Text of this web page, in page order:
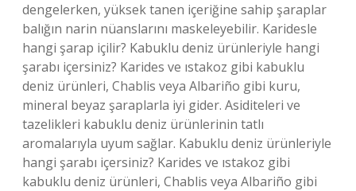
dengelerken, yüksek tanen içeriğine sahip şaraplar
balığın narin nüanslarını maskeleyebilir. Karidesle
hangi şarap içilir? Kabuklu deniz ürünleriyle hangi
şarabı içersiniz? Karides ve ıstakoz gibi kabuklu
deniz ürünleri, Chablis veya Albariño gibi kuru,
mineral beyaz şaraplarla iyi gider. Asiditeleri ve
tazelikleri kabuklu deniz ürünlerinin tatlı
aromalarıyla uyum sağlar. Kabuklu deniz ürünleriyle
hangi şarabı içersiniz? Karides ve ıstakoz gibi
kabuklu deniz ürünleri, Chablis veya Albariño gibi